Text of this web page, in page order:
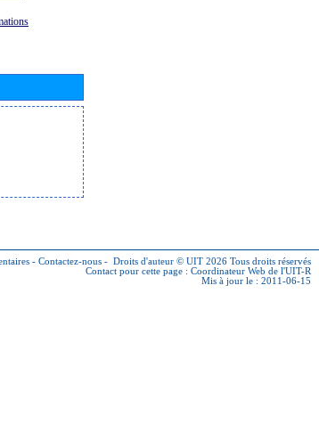
- Contactez-nous - Droits d'auteur © UIT 2026 Tous droits réservés
Contact pour cette page : Coordinateur Web de l'UIT-R
Mis à jour le : 2011-06-15